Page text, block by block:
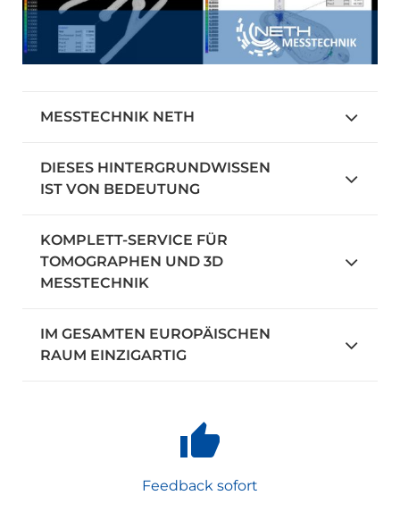
MESSTECHNIK NETH
DIESES HINTERGRUNDWISSEN
IST VON BEDEUTUNG
KOMPLETT-SERVICE FÜR
TOMOGRAPHEN UND 3D
MESSTECHNIK
IM GESAMTEN EUROPÄISCHEN
RAUM EINZIGARTIG
Feedback sofort